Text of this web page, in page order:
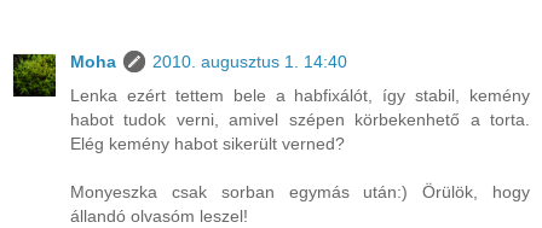
Moha
2010. augusztus 1. 14:40
Lenka ezért tettem bele a habfixálót, így stabil, kemény
habot tudok verni, amivel szépen körbekenhető a torta.
Elég kemény habot sikerült verned?
Monyeszka csak sorban egymás után:) Örülök, hogy
állandó olvasóm leszel!